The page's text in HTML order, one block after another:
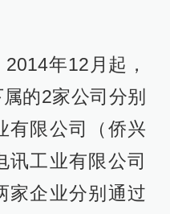
年12月起，
的2家公司分别
有限公司（侨兴
讯工业有限公司
家企业分别通过